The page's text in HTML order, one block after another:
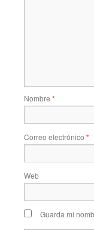
Nombre *
Correo electrónico *
Web
Guarda mi